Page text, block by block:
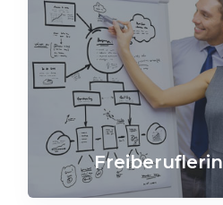
Freiberuflerin